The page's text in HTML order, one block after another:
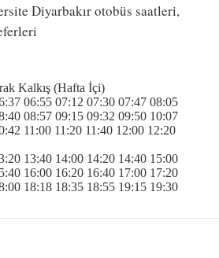
Diyarbakır otobüs saatleri,
Kalkış (Hafta İçi)
06:55 07:12 07:30 07:47 08:05
08:57 09:15 09:32 09:50 10:07
11:00 11:20 11:40 12:00 12:20
13:40 14:00 14:20 14:40 15:00
16:00 16:20 16:40 17:00 17:20
18:18 18:35 18:55 19:15 19:30